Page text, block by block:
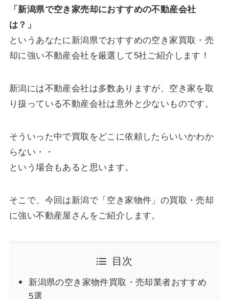
「新潟県で空き家売却におすすめの不動産会社
は？」
というあなたに新潟県でおすすめの空き家買取・売
却に強い不動産会社を厳選して5社ご紹介します！
新潟には不動産会社は多数ありますが、空き家を取
り扱っている不動産会社は意外と少ないものです。
そういった中で買取をどこに依頼したらいいかわか
らない・・
という場合もあると思います。
そこで、今回は新潟で「空き家物件」の買取・売却
に強い不動産屋さんをご紹介します。
目次
新潟県の空き家物件買取・売却業者おすすめ
5選